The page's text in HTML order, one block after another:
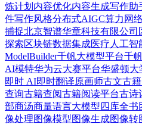
炼计划 内容优化内容生成写作助
件写作风格分布式AIGC算力网
捕捉北京智谱华章科技有限公司
探索区块链数据集成医疗人工智
ModelBuilder千帆大模型平台千
AI模特华为云大赛平台华盛顿大
即时 AI即时翻译原画师古文古
查询古籍查阅古籍阅读平台古诗
部商汤商量语言大模型 四库全书
像处理图像模型图像生成图像转